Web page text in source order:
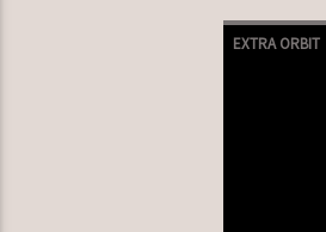
EXTRA ORBIT